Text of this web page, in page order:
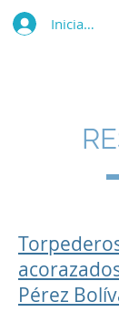
Iniciar
Pérez